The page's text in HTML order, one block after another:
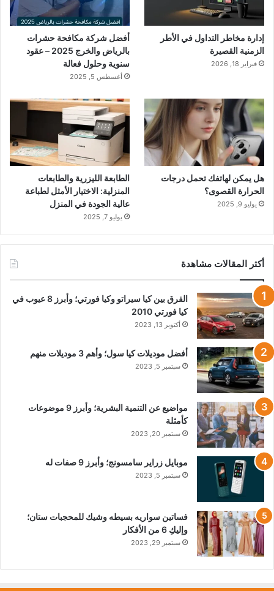
إدارة مخاطر التداول في الأطر
الزمنية القصيرة
فبراير 18, 2026
أفضل شركة مكافحة حشرات
بالرياض والخرج 2025 – عقود
سنوية وحلول فعالة
أغسطس 5, 2025
هل يمكن لهاتفك تحمل درجات
الحرارة القصوى؟
يوليو 9, 2025
الطابعة الليزرية والطابعات
المنزلية: الاختيار الأمثل لطباعة
عالية الجودة في المنزل
يوليو 7, 2025
أكثر المقالات مشاهدة
الفرق بين كيا سيراتو وكيا فورتي؛ وأبرز 8 عيوب في
كيا فورتي 2010
أكتوبر 13, 2023
أفضل موديلات كيا سول؛ وأهم 3 موديلات منهم
سبتمبر 5, 2023
مواضيع عن التنمية البشرية؛ وأبرز 9 موضوعات
كأمثلة
سبتمبر 20, 2023
موبايل زراير سامسونج؛ وأبرز 9 صفات له
سبتمبر 5, 2023
فساتين سواريه بسيطه وشيك للمحجبات ستان؛
وإليكِ 6 من الأفكار
سبتمبر 29, 2023